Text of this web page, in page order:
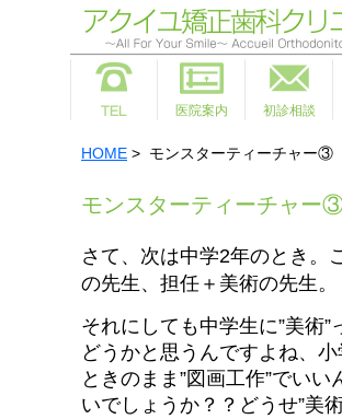
医院案内 初診相談
HOME > モンスターティーチャー③
モンスターティーチャー
さて、次は中学2年のとき。
の先生、担任＋美術の先生。
それにしても中学生に”美術”
どうかと思うんですよね、
ときのまま”図画工作”でいい
いでしょうか？？どうせ”美術